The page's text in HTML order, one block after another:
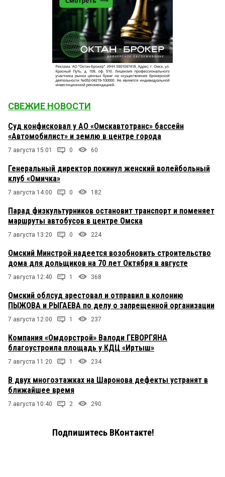
СВЕЖИЕ НОВОСТИ
Суд конфисковал у АО «Омскавтотранс» бассейн
«Автомобилист» и землю в центре города
7 августа 15:01 0 60
Генеральный директор покинул женский волейбольный
клуб «Омичка»
7 августа 14:00 0 182
Парад физкультурников остановит транспорт и поменяет
маршруты автобусов в центре Омска
7 августа 13:20 0 224
Омский Минстрой надеется возобновить строительство
дома для дольщиков на 70 лет Октября в августе
7 августа 12:40 1 368
Омский облсуд арестовал и отправил в колонию
ПЫЖОВА и РЫГАЕВА по делу о запрещенной организации
7 августа 12:00 1 237
Компания «Омдорстрой» Валоди ГЕВОРГЯНА
благоустроила площадь у КДЦ «Иртыш»
7 августа 11:20 1 234
В двух многоэтажках на Шаронова дефекты устранят в
ближайшее время
7 августа 10:40 2 290
Подпишитесь ВКонтакте!